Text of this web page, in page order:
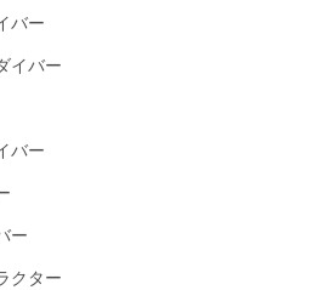
バー
イバー
バー
ー
クター